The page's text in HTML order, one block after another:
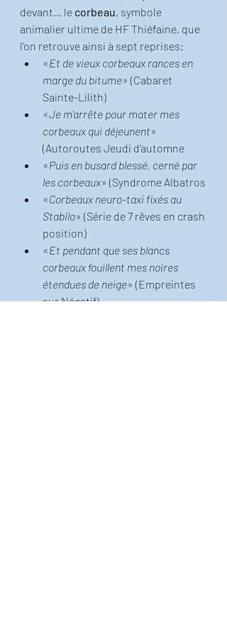
devant… le corbeau, symbole
animalier ultime de HF Thiéfaine, que
l’on retrouve ainsi à sept reprises:
«Et de vieux corbeaux rances en
marge du bitume» (Cabaret
Sainte-Lilith)
«Je m'arrête pour mater mes
corbeaux qui déjeunent»
(Autoroutes Jeudi d’automne
«Puis en busard blessé, cerné par
les corbeaux» (Syndrome Albatros
«Corbeaux neuro-taxi fixés au
Stabilo» (Série de 7 rêves en crash
position)
«Et pendant que ses blancs
corbeaux fouillent mes noires
étendues de neige» (Empreintes
sur Négatif)